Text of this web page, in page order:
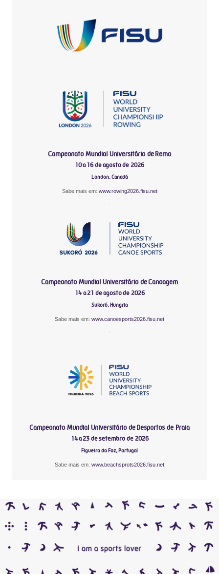
-
Campeonato Mundial Universitário de Remo
10 a 16 de agosto de 2026
London, Canadá
Sabe mais em: www.rowing2026.fisu.net
-
Campeonato Mundial Universitário de Canoagem
14 a 21 de agosto de 2026
Sukoró, Hungria
Sabe mais em: www.canoesports2026.fisu.net
-
Campeonato Mundial Universitário de Desportos de Praia
14 a 23 de setembro de 2026
Figueira da Foz, Portugal
Sabe mais em: www.beachsprots2026.fisu.net